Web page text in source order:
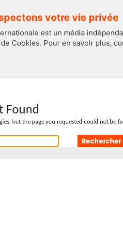
votre vie privée
est un média
de Cookies. Pour en savoir plus,
Found
but the page you requested could not be
: